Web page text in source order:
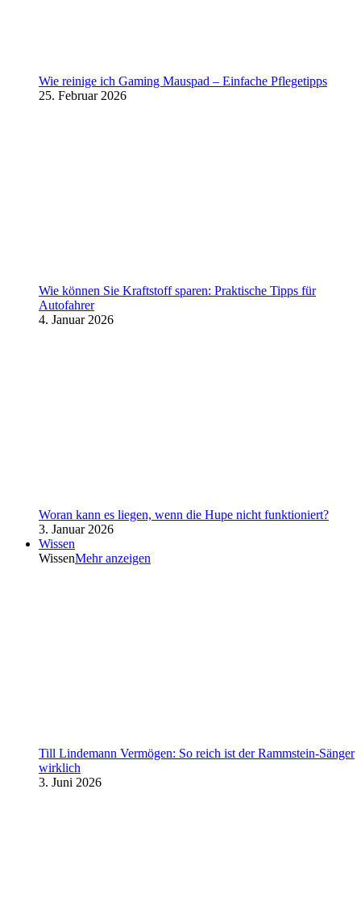
Wie reinige ich Gaming Mauspad – Einfache Pflegetipps
25. Februar 2026
Wie können Sie Kraftstoff sparen: Praktische Tipps für
Autofahrer
4. Januar 2026
Woran kann es liegen, wenn die Hupe nicht funktioniert?
3. Januar 2026
Wissen
WissenMehr anzeigen
Till Lindemann Vermögen: So reich ist der Rammstein-Sänger
wirklich
3. Juni 2026